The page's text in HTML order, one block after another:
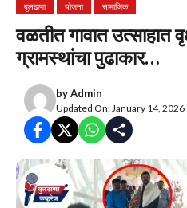
बुलढाणा योजना सामाजिक
वळतीत गावात उत्साहात
ग्रामस्थांचा पुढाकार…
byAdmin
Updated On: January 14, 2026